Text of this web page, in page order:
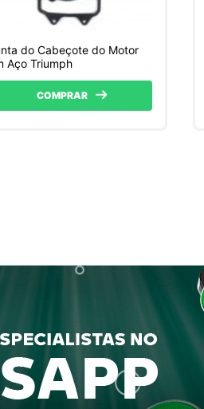
do Cabeçote do Motor
Aço Triumph
COMPRAR